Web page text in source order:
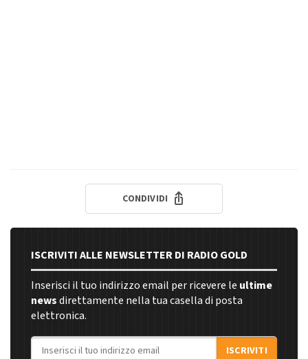
CONDIVIDI
ISCRIVITI ALLE NEWSLETTER DI RADIO GOLD
Inserisci il tuo indirizzo email per ricevere le ultime
newsdirettamente nella tua casella di posta
elettronica.
Indirizzo email
ISCRIVITI